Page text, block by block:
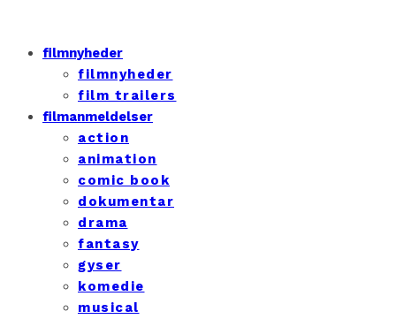
filmnyheder
filmnyheder
film trailers
filmanmeldelser
action
animation
comic book
dokumentar
drama
fantasy
gyser
komedie
musical